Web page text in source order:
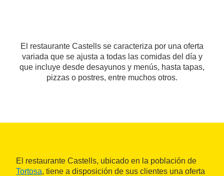
El restaurante Castells se caracteriza por una oferta
variada que se ajusta a todas las comidas del día y
que incluye desde desayunos y menús, hasta tapas,
pizzas o postres, entre muchos otros.
El restaurante Castells, ubicado en la población de
Tortosa, tiene a disposición de sus clientes una oferta